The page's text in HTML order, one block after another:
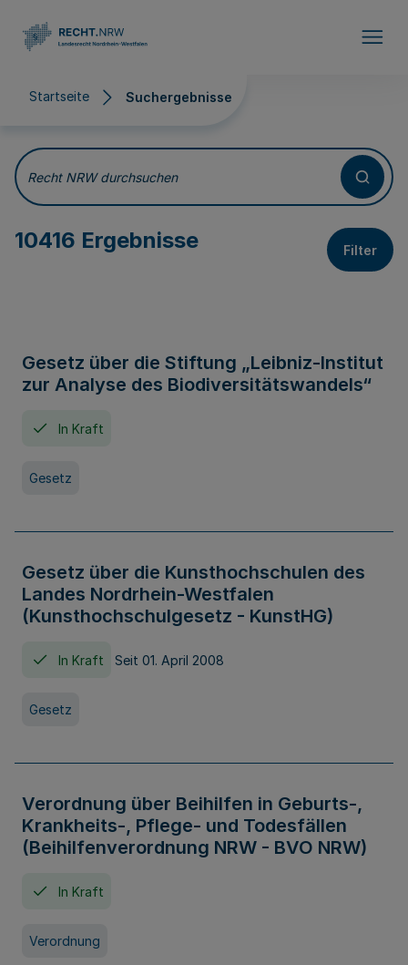
Startseite Suchergebnisse
Suchergebnisse
Recht NRW durchsuchen
10416 Ergebnisse Filter
Gesetz über die Stiftung „Leibniz-Institut
zur Analyse des Biodiversitätswandels“
In Kraft
Gesetz
Gesetz über die Kunsthochschulen des
Landes Nordrhein-Westfalen
(Kunsthochschulgesetz - KunstHG)
In Kraft Seit 01. April 2008
Gesetz
Verordnung über Beihilfen in Geburts-,
Krankheits-, Pflege- und Todesfällen
(Beihilfenverordnung NRW - BVO NRW)
In Kraft
Verordnung